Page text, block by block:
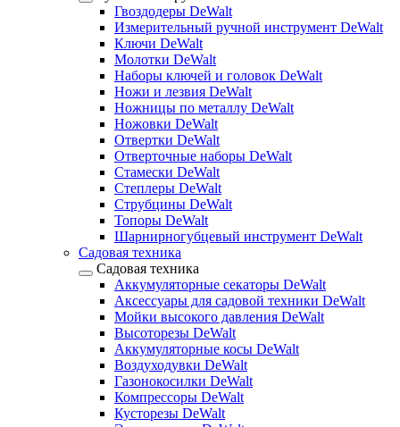
Гвоздодеры DeWalt
Измерительный ручной инструмент DeWalt
Ключи DeWalt
Молотки DeWalt
Наборы ключей и головок DeWalt
Ножи и лезвия DeWalt
Ножницы по металлу DeWalt
Ножовки DeWalt
Отвертки DeWalt
Отверточные наборы DeWalt
Стамески DeWalt
Степлеры DeWalt
Струбцины DeWalt
Топоры DeWalt
Шарнирногубцевый инструмент DeWalt
Садовая техника
Садовая техника
Аккумуляторные секаторы DeWalt
Аксессуары для садовой техники DeWalt
Мойки высокого давления DeWalt
Высоторезы DeWalt
Аккумуляторные косы DeWalt
Воздуходувки DeWalt
Газонокосилки DeWalt
Компрессоры DeWalt
Кусторезы DeWalt